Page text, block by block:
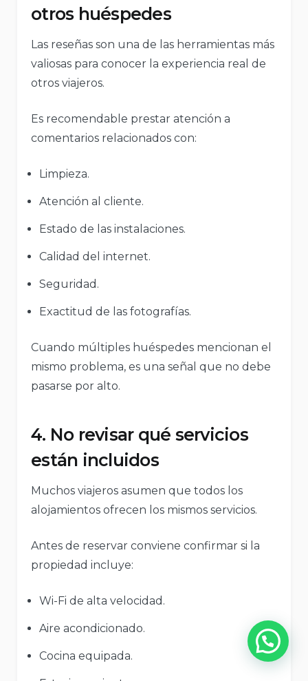
otros huéspedes
Las reseñas son una de las herramientas más
valiosas para conocer la experiencia real de
otros viajeros.
Es recomendable prestar atención a
comentarios relacionados con:
Limpieza.
Atención al cliente.
Estado de las instalaciones.
Calidad del internet.
Seguridad.
Exactitud de las fotografías.
Cuando múltiples huéspedes mencionan el
mismo problema, es una señal que no debe
pasarse por alto.
4. No revisar qué servicios
están incluidos
Muchos viajeros asumen que todos los
alojamientos ofrecen los mismos servicios.
Antes de reservar conviene confirmar si la
propiedad incluye:
Wi-Fi de alta velocidad.
Aire acondicionado.
Cocina equipada.